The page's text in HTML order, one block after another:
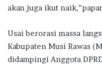
akan juga ikut
Usai berorasi massa
Kabupaten Musi Rawas
didampingi Anggota